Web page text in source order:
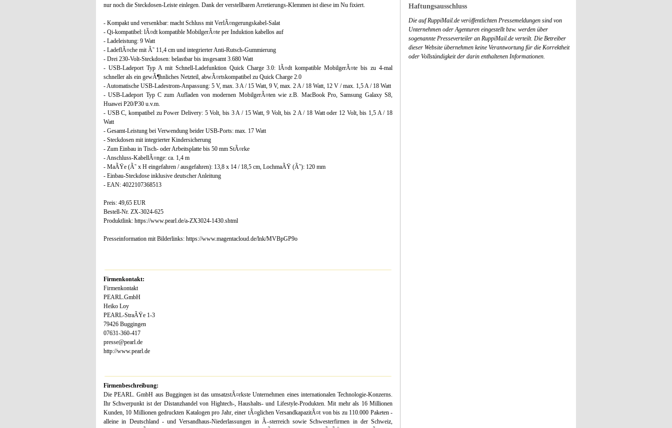
Haftungsausschluss
Die auf RuppiMail.de veröffentlichten Pressemeldungen sind von
Unternehmen oder Agenturen eingestellt bzw. werden über
sogenannte Presseverteiler an RuppiMail.de verteilt. Die Betreiber
dieser Website übernehmen keine Verantwortung für die Korrektheit
oder Vollständigkeit der darin enthaltenen Informationen.
nur noch die Steckdosen-Leiste einlegen. Dank der verstellbaren Arretierungs-Klemmen ist diese im Nu fixiert.
- Kompakt und versenkbar: macht Schluss mit VerlÃ¤ngerungskabel-Salat
- Qi-kompatibel: lÃ¤dt kompatible MobilgerÃ¤te per Induktion kabellos auf
- Ladeleistung: 9 Watt
- LadeflÃ¤che mit Ã˜ 11,4 cm und integrierter Anti-Rutsch-Gummierung
- Drei 230-Volt-Steckdosen: belastbar bis insgesamt 3.680 Watt
- USB-Ladeport Typ A mit Schnell-Ladefunktion Quick Charge 3.0: lÃ¤dt kompatible MobilgerÃ¤te bis zu 4-mal
schneller als ein gewÃ¶hnliches Netzteil, abwÃ¤rtskompatibel zu Quick Charge 2.0
- Automatische USB-Ladestrom-Anpassung: 5 V, max. 3 A / 15 Watt, 9 V, max. 2 A / 18 Watt, 12 V / max. 1,5 A / 18 Watt
- USB-Ladeport Typ C zum Aufladen von modernen MobilgerÃ¤ten wie z.B. MacBook Pro, Samsung Galaxy S8,
Huawei P20/P30 u.v.m.
- USB C, kompatibel zu Power Delivery: 5 Volt, bis 3 A / 15 Watt, 9 Volt, bis 2 A / 18 Watt oder 12 Volt, bis 1,5 A / 18
Watt
- Gesamt-Leistung bei Verwendung beider USB-Ports: max. 17 Watt
- Steckdosen mit integrierter Kindersicherung
- Zum Einbau in Tisch- oder Arbeitsplatte bis 50 mm StÃ¤rke
- Anschluss-KabellÃ¤nge: ca. 1,4 m
- MaÃŸe (Ã˜ x H eingefahren / ausgefahren): 13,8 x 14 / 18,5 cm, LochmaÃŸ (Ã˜): 120 mm
- Einbau-Steckdose inklusive deutscher Anleitung
- EAN: 4022107368513
Preis: 49,65 EUR
Bestell-Nr. ZX-3024-625
Produktlink: https://www.pearl.de/a-ZX3024-1430.shtml
Presseinformation mit Bilderlinks: https://www.magentacloud.de/lnk/MVBpGP9o
Firmenkontakt:
Firmenkontakt
PEARL.GmbH
Heiko Loy
PEARL-StraÃŸe 1-3
79426 Buggingen
07631-360-417
presse@pearl.de
http://www.pearl.de
Firmenbeschreibung:
Die PEARL. GmbH aus Buggingen ist das umsatzstÃ¤rkste Unternehmen eines internationalen Technologie-Konzerns.
Ihr Schwerpunkt ist der Distanzhandel von Hightech-, Haushalts- und Lifestyle-Produkten. Mit mehr als 16 Millionen
Kunden, 10 Millionen gedruckten Katalogen pro Jahr, einer tÃ¤glichen VersandkapazitÃ¤t von bis zu 110.000 Paketen -
alleine in Deutschland - und Versandhaus-Niederlassungen in Ã–sterreich sowie Schwesterfirmen in der Schweiz,